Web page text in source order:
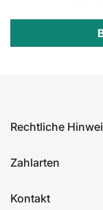
Rechtliche
Zahlarten
Kontakt